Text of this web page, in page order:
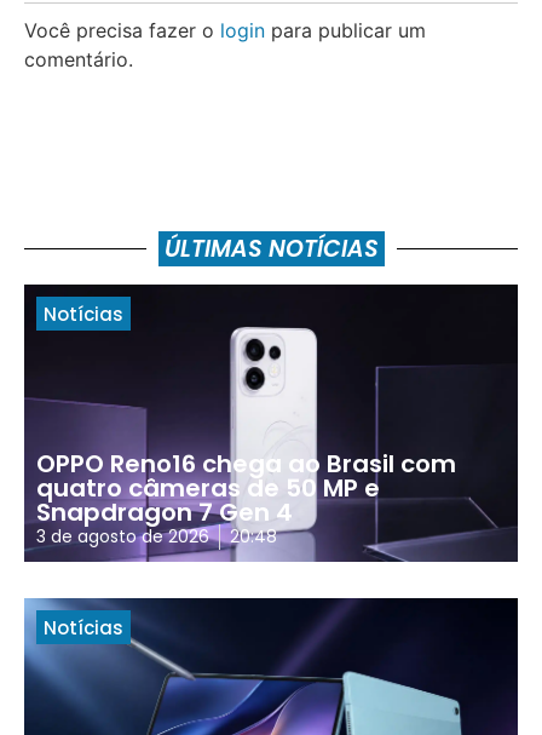
Você precisa fazer o login para publicar um
comentário.
ÚLTIMAS NOTÍCIAS
Notícias
OPPO Reno16 chega ao Brasil com
quatro câmeras de 50 MP e
Snapdragon 7 Gen 4
3 de agosto de 2026 20:48
Notícias